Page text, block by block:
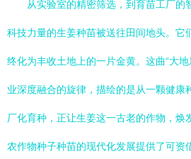
从实验室的精密筛选，到育苗工厂的
科技力量的生姜种苗被送往田间地头。它
终化为丰收土地上的一片金黄。这曲“大
业深度融合的旋律，描绘的是从一颗健康
厂化育种，正让生姜这一古老的作物，焕
农作物种子种苗的现代化发展提供了可资